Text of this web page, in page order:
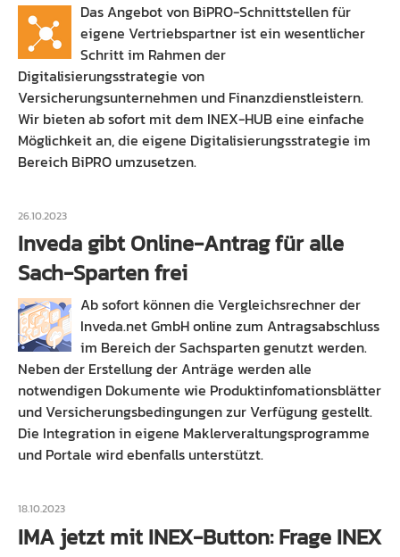
Das Angebot von BiPRO-Schnittstellen für
eigene Vertriebspartner ist ein wesentlicher
Schritt im Rahmen der
Digitalisierungsstrategie von
Versicherungsunternehmen und Finanzdienstleistern.
Wir bieten ab sofort mit dem INEX-HUB eine einfache
Möglichkeit an, die eigene Digitalisierungsstrategie im
Bereich BiPRO umzusetzen.
26.10.2023
Inveda gibt Online-Antrag für alle
Sach-Sparten frei
Ab sofort können die Vergleichsrechner der
Inveda.net GmbH online zum Antragsabschluss
im Bereich der Sachsparten genutzt werden.
Neben der Erstellung der Anträge werden alle
notwendigen Dokumente wie Produktinfomationsblätter
und Versicherungsbedingungen zur Verfügung gestellt.
Die Integration in eigene Maklerveraltungsprogramme
und Portale wird ebenfalls unterstützt.
18.10.2023
IMA jetzt mit INEX-Button: Frage INEX